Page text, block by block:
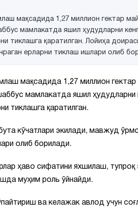
мақсадида 1,27 миллион гектар
мамлакатда яшил ҳудудларни
тиклашга қаратилган. Лойиҳа
ерларни тиклаш ишлари олиб
мақсадида 1,27 миллион
мамлакатда яшил ҳудудларни
тиклашга қаратилган.
кўчатлари экилади, мавжуд
олиб борилади.
ҳаво сифатини яхшилаш,
муҳим роль ўйнайди.
ва келажак авлод учун